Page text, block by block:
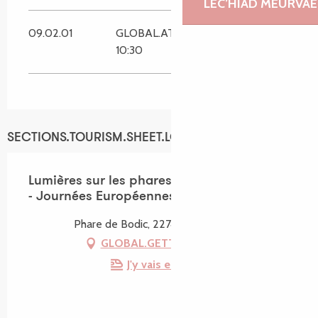
LEC’HIAD
09.02.01
GLOBAL.AT
10:30
SECTIONS.TOURISM.SHEET.LOCATION
Lumières sur les phares au phare de Bodic
- Journées Européennes du Patrimoine
Phare de Bodic, 22740 Lézardrieux
GLOBAL.GETTING_THERE
J'y vais en train !